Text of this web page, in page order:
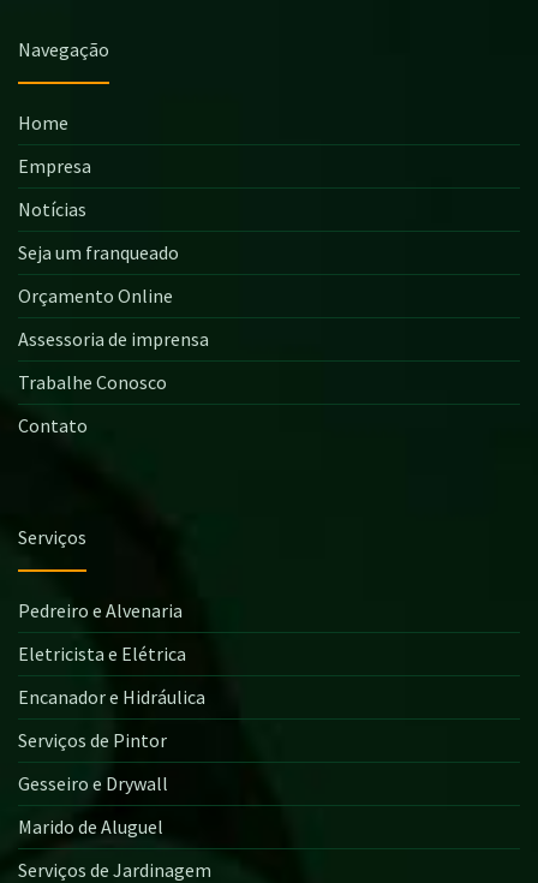
Navegação
Home
Empresa
Notícias
Seja um franqueado
Orçamento Online
Assessoria de imprensa
Trabalhe Conosco
Contato
Serviços
Pedreiro e Alvenaria
Eletricista e Elétrica
Encanador e Hidráulica
Serviços de Pintor
Gesseiro e Drywall
Marido de Aluguel
Serviços de Jardinagem